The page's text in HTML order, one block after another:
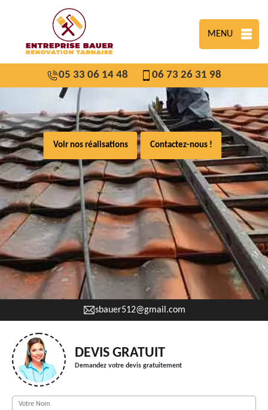
MENU
05 33 06 14 48 06 73 26 31 98
Voir nos réalisations Contactez-nous !
sbauer512@gmail.com
DEVIS GRATUIT
Demandez votre devis gratuitement